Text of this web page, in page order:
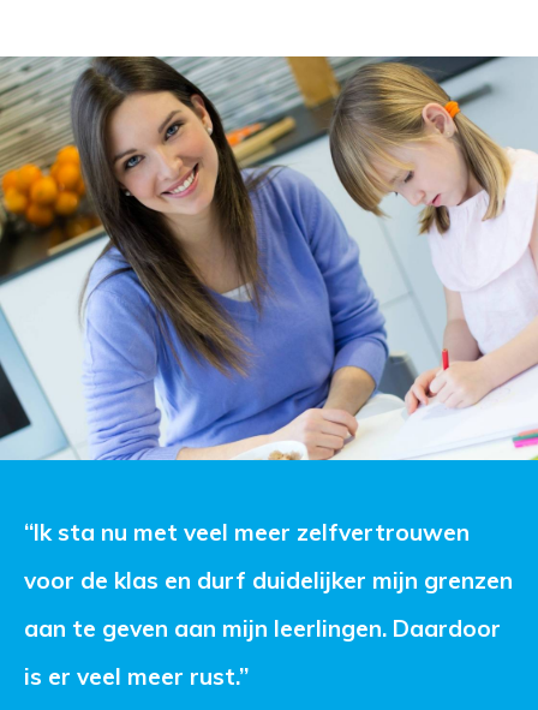
“Ik sta nu met veel meer zelfvertrouwen
voor de klas en durf duidelijker mijn grenzen
aan te geven aan mijn leerlingen. Daardoor
is er veel meer rust.”